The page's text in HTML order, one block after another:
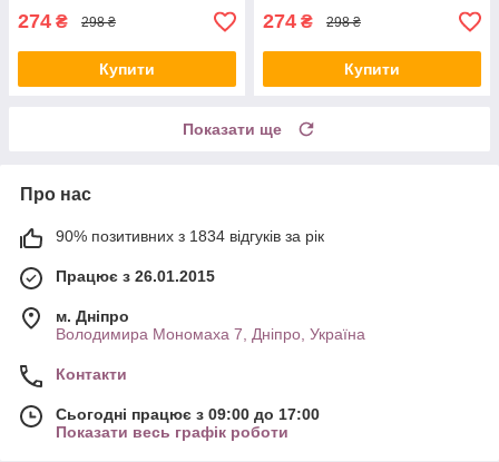
274 ₴ 298 ₴
Купити
274 ₴ 298 ₴
Купити
Показати ще
Про нас
90% позитивних з 1834 відгуків за рік
Працює з 26.01.2015
м. Дніпро
Володимира Мономаха 7, Дніпро, Україна
Контакти
Сьогодні працює з 09:00 до 17:00
Показати весь графік роботи